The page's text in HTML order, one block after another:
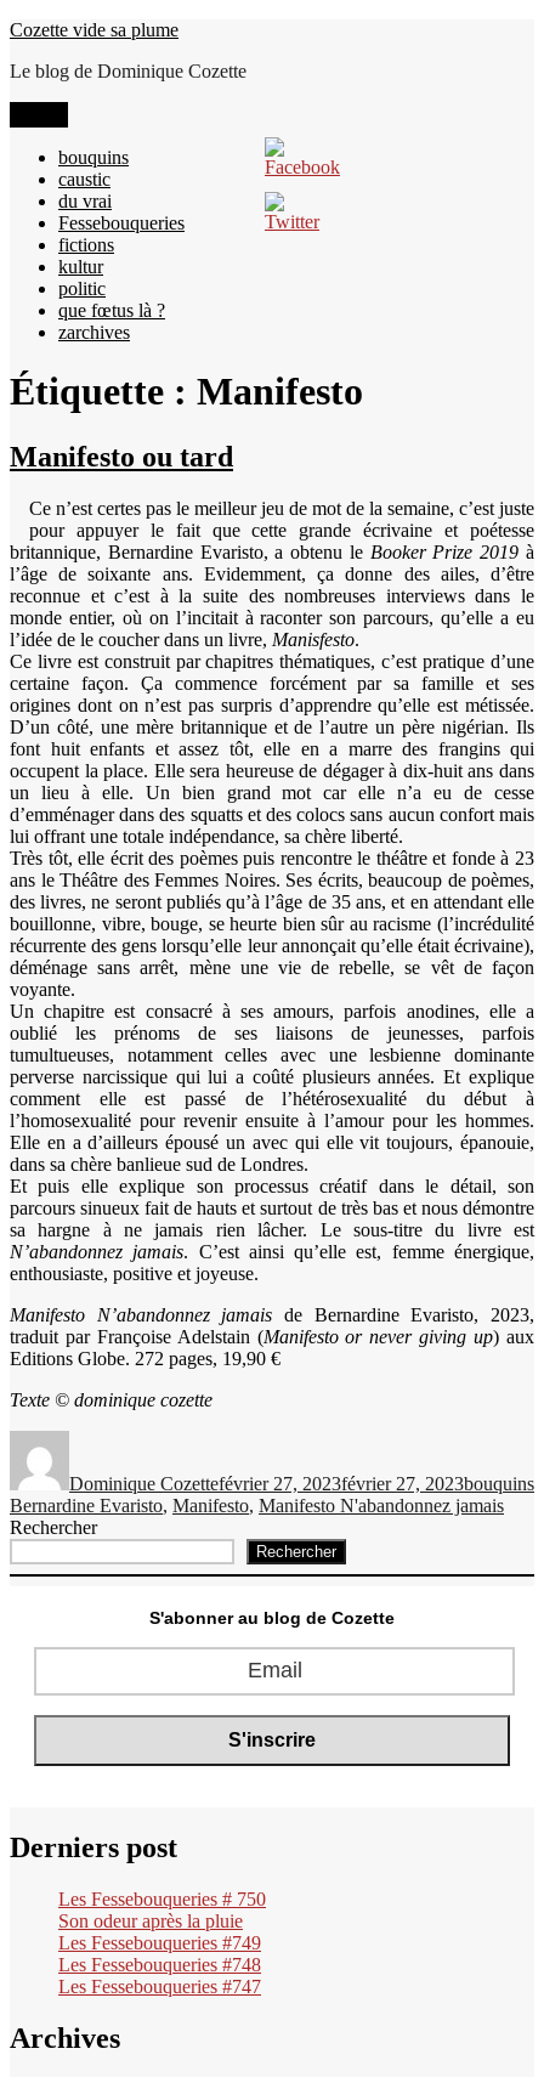
Aller
contenu
Cozette vide sa plume
Le blog de Dominique Cozette
bouquins
caustic
du vrai
Fessebouqueries
fictions
kultur
politic
que fœtus là ?
zarchives
Étiquette : Manifesto
Manifesto ou tard
Ce n’est certes pas le meilleur jeu de mot de la semaine, c’est juste
pour appuyer le fait que cette grande écrivaine et poétesse
britannique, Bernardine Evaristo, a obtenu le Booker Prize 2019 à
l’âge de soixante ans. Evidemment, ça donne des ailes, d’être
reconnue et c’est à la suite des nombreuses interviews dans le
monde entier, où on l’incitait à raconter son parcours, qu’elle a eu
l’idée de le coucher dans un livre, Manisfesto.
Ce livre est construit par chapitres thématiques, c’est pratique d’une
certaine façon. Ça commence forcément par sa famille et ses
origines dont on n’est pas surpris d’apprendre qu’elle est métissée.
D’un côté, une mère britannique et de l’autre un père nigérian. Ils
font huit enfants et assez tôt, elle en a marre des frangins qui
occupent la place. Elle sera heureuse de dégager à dix-huit ans dans
un lieu à elle. Un bien grand mot car elle n’a eu de cesse
d’emménager dans des squatts et des colocs sans aucun confort mais
lui offrant une totale indépendance, sa chère liberté.
Très tôt, elle écrit des poèmes puis rencontre le théâtre et fonde à 23
ans le Théâtre des Femmes Noires. Ses écrits, beaucoup de poèmes,
des livres, ne seront publiés qu’à l’âge de 35 ans, et en attendant elle
bouillonne, vibre, bouge, se heurte bien sûr au racisme (l’incrédulité
récurrente des gens lorsqu’elle leur annonçait qu’elle était écrivaine),
déménage sans arrêt, mène une vie de rebelle, se vêt de façon
voyante.
Un chapitre est consacré à ses amours, parfois anodines, elle a
oublié les prénoms de ses liaisons de jeunesses, parfois
tumultueuses, notamment celles avec une lesbienne dominante
perverse narcissique qui lui a coûté plusieurs années. Et explique
comment elle est passé de l’hétérosexualité du début à
l’homosexualité pour revenir ensuite à l’amour pour les hommes.
Elle en a d’ailleurs épousé un avec qui elle vit toujours, épanouie,
dans sa chère banlieue sud de Londres.
Et puis elle explique son processus créatif dans le détail, son
parcours sinueux fait de hauts et surtout de très bas et nous démontre
sa hargne à ne jamais rien lâcher. Le sous-titre du livre est
N’abandonnez jamais. C’est ainsi qu’elle est, femme énergique,
enthousiaste, positive et joyeuse.
Manifesto
N’abandonnez jamais de Bernardine Evaristo, 2023,
traduit par Françoise Adelstain (Manifesto or never giving up) aux
Editions Globe. 272 pages, 19,90 €
Texte © dominique cozette
Dominique Cozettefévrier 27, 2023février 27, 2023bouquins
Bernardine Evaristo, Manifesto, Manifesto N'abandonnez jamais
Rechercher
Rechercher
S'abonner au blog de Cozette
Derniers post
Les Fessebouqueries # 750
Son odeur après la pluie
Les Fessebouqueries #749
Les Fessebouqueries #748
Les Fessebouqueries #747
Archives